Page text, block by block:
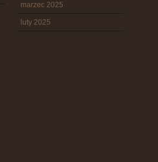
marzec 2025
luty 2025